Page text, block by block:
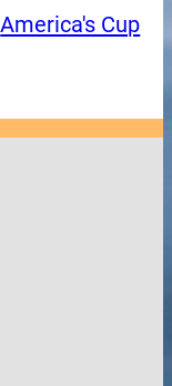
America's Cup